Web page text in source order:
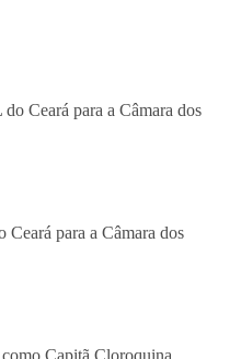
Ceará para a Câmara dos